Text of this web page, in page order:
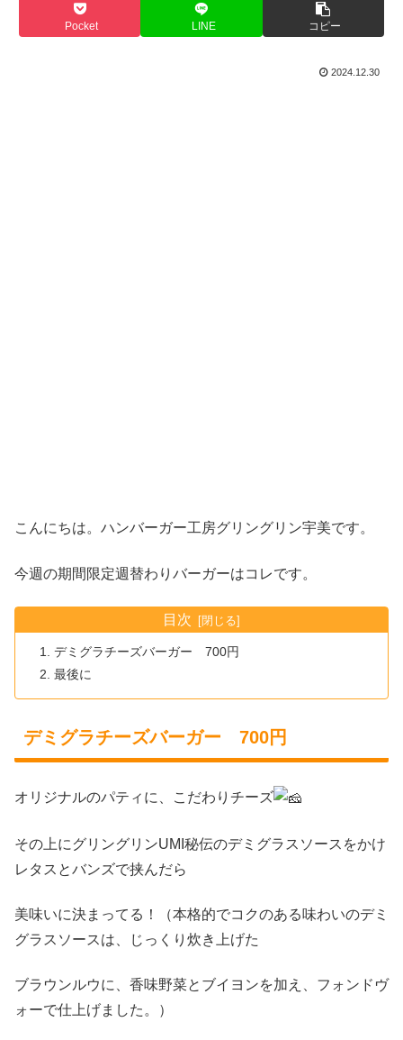
Pocket LINE コピー
2024.12.30
こんにちは。ハンバーガー工房グリングリン宇美です。
今週の期間限定週替わりバーガーはコレです。
目次
デミグラチーズバーガー 700円
最後に
デミグラチーズバーガー 700円
オリジナルのパティに、こだわりチーズ
その上にグリングリンUMI秘伝のデミグラスソースをかけ
レタスとバンズで挟んだら
美味いに決まってる！（本格的でコクのある味わいのデミ
グラスソースは、じっくり炊き上げた
ブラウンルウに、香味野菜とブイヨンを加え、フォンドヴ
ォーで仕上げました。）